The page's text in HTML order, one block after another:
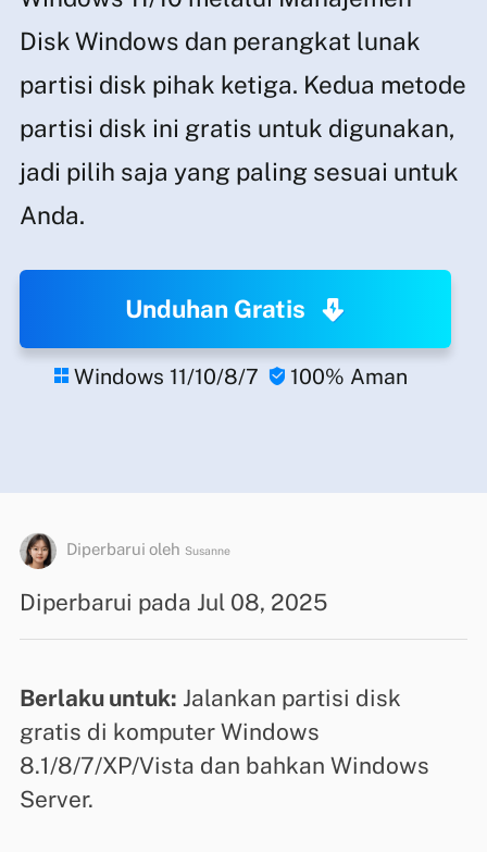
Disk Windows dan perangkat lunak
partisi disk pihak ketiga. Kedua metode
partisi disk ini gratis untuk digunakan,
jadi pilih saja yang paling sesuai untuk
Anda.
Unduhan Gratis
 Windows 11/10/8/7  100% Aman
Diperbarui oleh Susanne
Diperbarui pada Jul 08, 2025
Berlaku untuk: Jalankan partisi disk
gratis di komputer Windows
8.1/8/7/XP/Vista dan bahkan Windows
Server.